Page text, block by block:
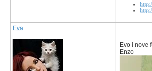
Eva
Evo i nove
Enzo